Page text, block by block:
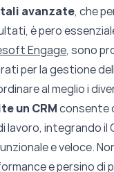
avanzate, che
è pero
Engage, sono
per la gestione
al meglio i
un CRMconsente
integrando il
e veloce.
e persino di